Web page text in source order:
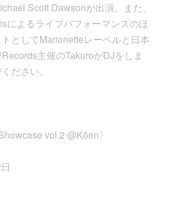
Scott Dawsonが出演。また、
によるライブパフォーマンスのほ
としてMarionetteレーベルと日本
主催のTakuroがDJをしま
ださい。
vol.2 @Kōen〉